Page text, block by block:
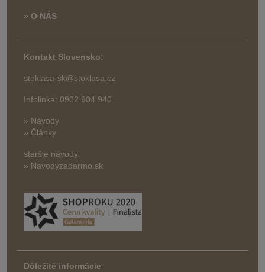
» O NÁS
Kontakt Slovensko:
stoklasa-sk@stoklasa.cz
Infolinka: 0902 904 940
» Návody
» Články
staršie návody:
» Navodyzadarmo.sk
Dôležité informácie